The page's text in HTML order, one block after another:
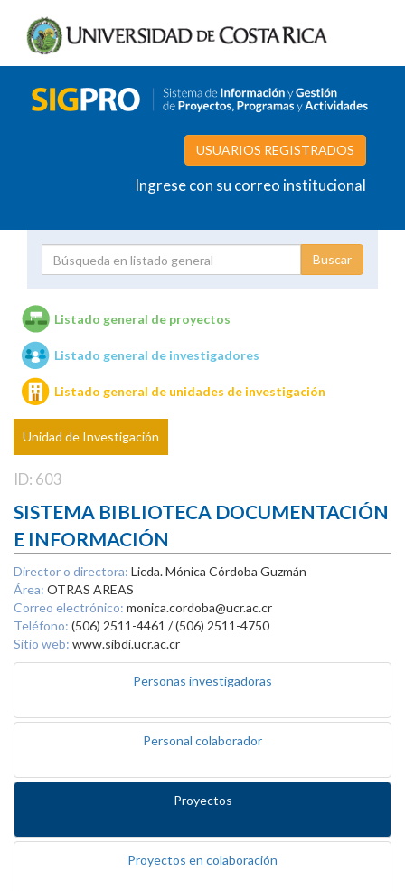
USUARIOS REGISTRADOS
Ingrese con su correo institucional
Unidades de investigación
Listado general de proyectos
Listado general de investigadores
Listado general de unidades de investigación
Unidad de Investigación
ID: 603
SISTEMA BIBLIOTECA DOCUMENTACIÓN
E INFORMACIÓN
Director o directora: Licda. Mónica Córdoba Guzmán
Área: OTRAS AREAS
Correo electrónico: monica.cordoba@ucr.ac.cr
Teléfono: (506) 2511-4461 / (506) 2511-4750
Sitio web: www.sibdi.ucr.ac.cr
Personas investigadoras
Personal colaborador
Proyectos
Proyectos en colaboración